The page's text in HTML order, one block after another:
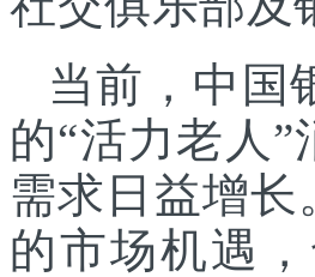
当前，中国
的“活力老人
需求日益增
的市场机遇